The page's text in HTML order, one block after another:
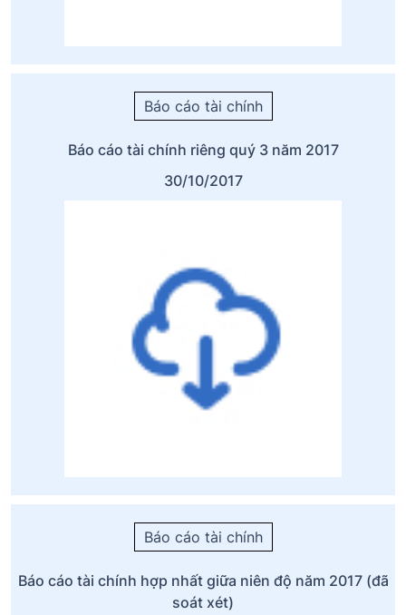
Báo cáo tài chính
Báo cáo tài chính riêng quý 3 năm 2017
30/10/2017
Báo cáo tài chính
Báo cáo tài chính hợp nhất giữa niên độ năm 2017 (đã
soát xét)